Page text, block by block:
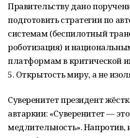
Правительству дано
подготовить стратегии по
системам (беспилотный
роботизация) и
платформам в критической
5. Открытость миру, а не
Суверенитет президент
автаркии: «Суверенитет —
медлительность». Напротив,